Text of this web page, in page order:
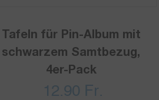
Tafeln für Pin-Album mit
schwarzem Samtbezug,
4er-Pack
12.90 Fr.